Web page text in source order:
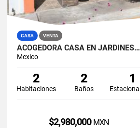
CASA VENTA
ACOGEDORA CASA EN JARDINES…
Mexico
2
Habitaciones
2
Baños
1
$2,980,000 MXN